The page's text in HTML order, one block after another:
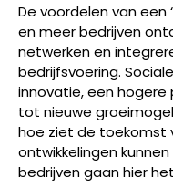
De voordelen van een ‘
en meer bedrijven
netwerken en
bedrijfsvoering.
innovatie, een
tot nieuwe
hoe ziet de toekomst
ontwikkelingen
bedrijven gaan hier